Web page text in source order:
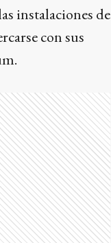
instalaciones de
con sus